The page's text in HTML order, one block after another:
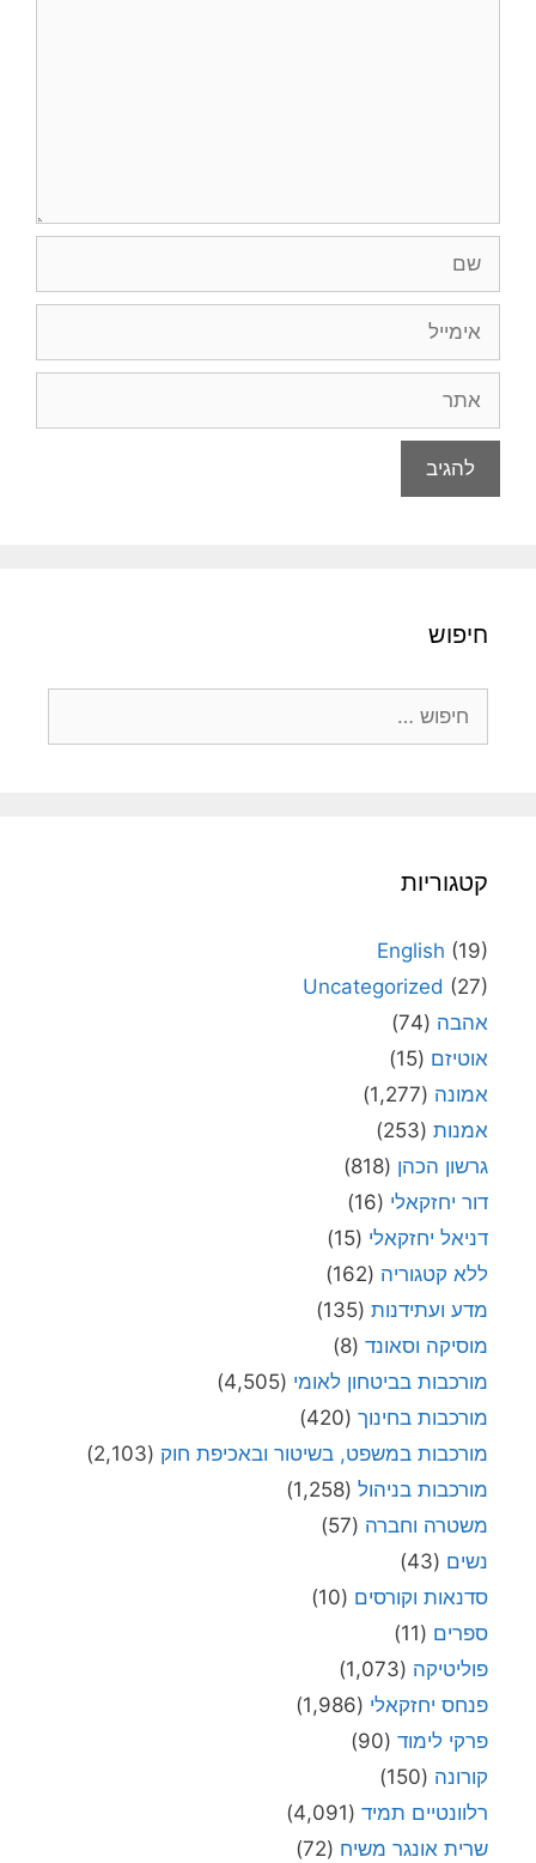
חיפוש
קטגוריות
English (19)
Uncategorized (27)
אהבה (74)
אוטיזם (15)
אמונה (1,277)
אמנות (253)
גרשון הכהן (818)
דור יחזקאלי (16)
דניאל יחזקאלי (15)
ללא קטגוריה (162)
מדע ועתידנות (135)
מוסיקה וסאונד (8)
מורכבות בביטחון לאומי (4,505)
מורכבות בחינוך (420)
מורכבות במשפט, בשיטור ובאכיפת חוק (2,103)
מורכבות בניהול (1,258)
משטרה וחברה (57)
נשים (43)
סדנאות וקורסים (10)
ספרים (11)
פוליטיקה (1,073)
פנחס יחזקאלי (1,986)
פרקי לימוד (90)
קורונה (150)
רלוונטיים תמיד (4,091)
שרית אונגר משיח (72)